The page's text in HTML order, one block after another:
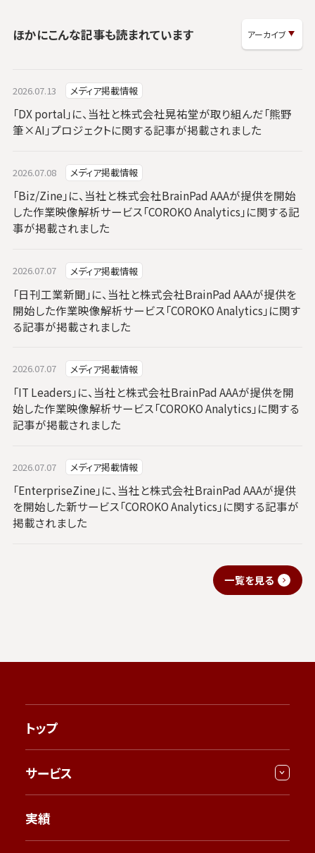
ほかにこんな記事も読まれています
2026.07.13 メディア掲載情報
「DX portal」に、当社と株式会社晃祐堂が取り組んだ「熊野
筆×AI」プロジェクトに関する記事が掲載されました
2026.07.08 メディア掲載情報
「Biz/Zine」に、当社と株式会社BrainPad AAAが提供を開始
した作業映像解析サービス「COROKO Analytics」に関する記
事が掲載されました
2026.07.07 メディア掲載情報
「日刊工業新聞」に、当社と株式会社BrainPad AAAが提供を
開始した作業映像解析サービス「COROKO Analytics」に関す
る記事が掲載されました
2026.07.07 メディア掲載情報
「IT Leaders」に、当社と株式会社BrainPad AAAが提供を開
始した作業映像解析サービス「COROKO Analytics」に関する
記事が掲載されました
2026.07.07 メディア掲載情報
「EnterpriseZine」に、当社と株式会社BrainPad AAAが提供
を開始した新サービス「COROKO Analytics」に関する記事が
掲載されました
一覧を見る
トップ
サービス
実績